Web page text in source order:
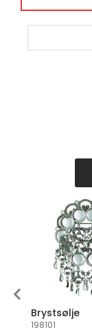
Brystsølje
198101